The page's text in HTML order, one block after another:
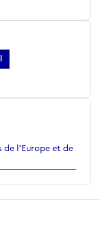
de l'Europe et de